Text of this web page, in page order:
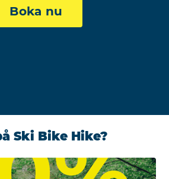
Boka nu
Ski Bike Hike?